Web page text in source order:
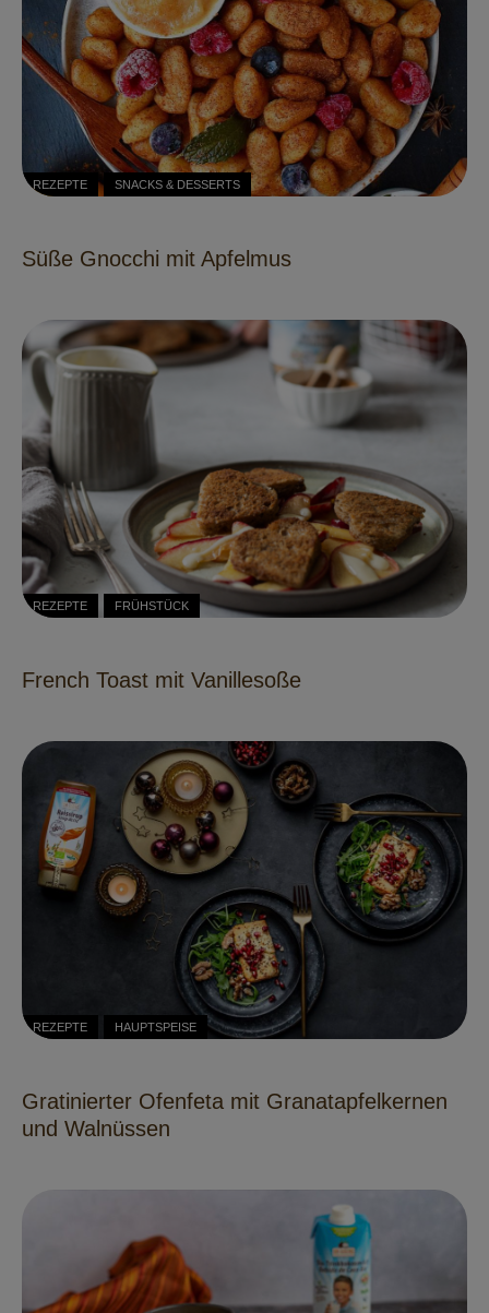
REZEPTE SNACKS & DESSERTS
Süße Gnocchi mit Apfelmus
REZEPTE FRÜHSTÜCK
French Toast mit Vanillesoße
REZEPTE HAUPTSPEISE
Gratinierter Ofenfeta mit Granatapfelkernen
und Walnüssen